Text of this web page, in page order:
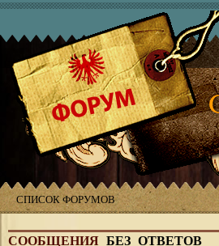
СПИСОК ФОРУМОВ
СООБЩЕНИЯ БЕЗ ОТВЕТОВ